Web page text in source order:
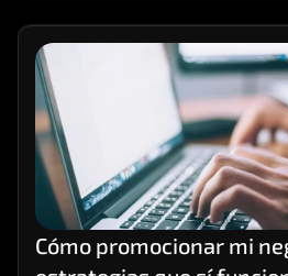
Cómo promocionar mi